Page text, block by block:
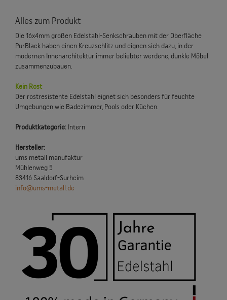
Alles zum Produkt
Die 16x4mm großen Edelstahl-Senkschrauben mit der Oberfläche
PurBlack haben einen Kreuzschlitz und eignen sich dazu, in der
modernen Innenarchitektur immer beliebter werdene, dunkle Möbel
zusammenzubauen.
Kein Rost
Der rostresistente Edelstahl eignet sich besonders für feuchte
Umgebungen wie Badezimmer, Pools oder Küchen.
Produktkategorie: Intern
Hersteller:
ums metall manufaktur
Mühlenweg 5
83416 Saaldorf-Surheim
info@ums-metall.de